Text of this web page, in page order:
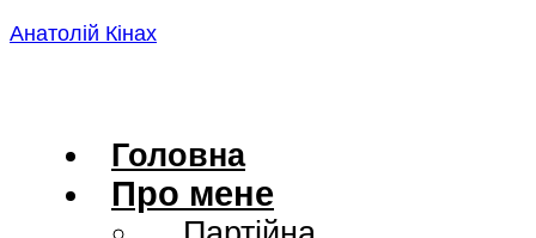
Skip
Анатолій Кінах
Головна
Про мене